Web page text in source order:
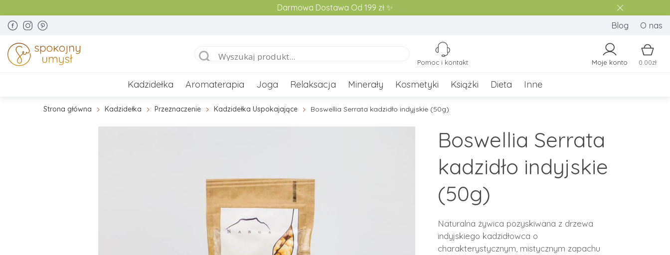
Darmowa Dostawa Od 199 zł ✨
Blog O nas
Moje konto 0.00zł
Pomoc i kontakt
Kadzidełka Aromaterapia Joga Relaksacja Minerały Kosmetyki Książki Dieta Inne
Strona główna Kadzidełka Przeznaczenie Kadzidełka Uspokajające Boswellia Serrata kadzidło indyjskie (50g)
Boswellia Serrata
kadzidło indyjskie
(50g)
Naturalna żywica pozyskiwana z drzewa
indyjskiego kadzidłowca o
charakterystycznym, mistycznym zapachu